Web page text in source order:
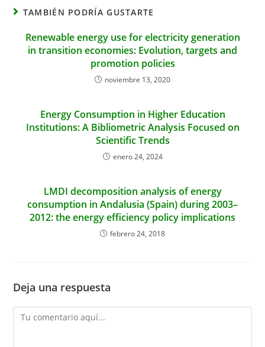
TAMBIÉN PODRÍA GUSTARTE
Renewable energy use for electricity generation
in transition economies: Evolution, targets and
promotion policies
noviembre 13, 2020
Energy Consumption in Higher Education
Institutions: A Bibliometric Analysis Focused on
Scientific Trends
enero 24, 2024
LMDI decomposition analysis of energy
consumption in Andalusia (Spain) during 2003–
2012: the energy efficiency policy implications
febrero 24, 2018
Deja una respuesta
Comentario